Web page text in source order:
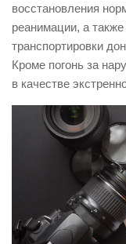
восстановления
реанимации, а
транспортировки
Кроме погонь за
в качестве